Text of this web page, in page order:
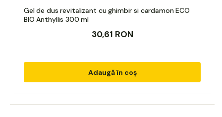
Gel de dus revitalizant cu ghimbir si cardamon ECO
BIO Anthyllis 300 ml
30,61 RON
Adaugă în coș